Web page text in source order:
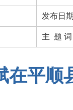
发布日
主 题 词
在平顺